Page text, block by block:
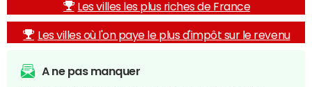
Les villes les plus riches de France
Les villes où l'on paye le plus d'impôt sur le revenu
A ne pas manquer